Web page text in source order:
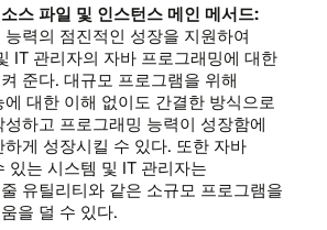
스 파일 및 인스턴스 메인 메서드:
력의 점진적인 성장을 지원하여
IT 관리자의 자바 프로그래밍에 대한
준다. 대규모 프로그램을 위해
대한 이해 없이도 간결한 방식으로
하고 프로그래밍 능력이 성장함에
게 성장시킬 수 있다. 또한 자바
있는 시스템 및 IT 관리자는
유틸리티와 같은 소규모 프로그램을
을 덜 수 있다.